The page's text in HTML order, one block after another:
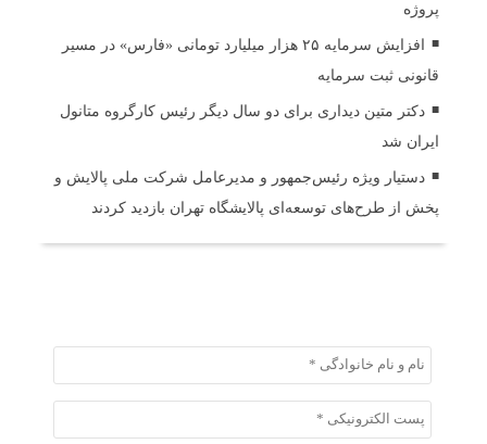
پروژه
افزایش سرمایه ۲۵ هزار میلیارد تومانی «فارس» در مسیر
قانونی ثبت سرمایه
دکتر متین دیداری برای دو سال دیگر رئیس کارگروه متانول
ایران شد
دستیار ویژه رئیس‌جمهور و مدیرعامل شرکت ملی پالایش و
پخش از طرح‌های توسعه‌ای پالایشگاه تهران بازدید کردند